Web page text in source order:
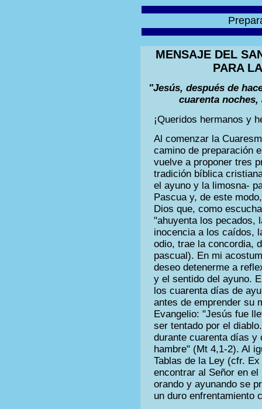
MENSAJE DEL
PARA
"Jesús, después de
cuarenta
¡Queridos hermanos y
Al comenzar la
camino de preparación
vuelve a proponer tres
tradición bíblica
el ayuno y la limosna-
Pascua y, de este
Dios que, como
"ahuyenta los pecados,
inocencia a los caídos,
odio, trae la concordia,
pascual). En mi
deseo detenerme a
y el sentido del ayuno.
los cuarenta días de
antes de emprender su
Evangelio: "Jesús fue
ser tentado por el
durante cuarenta días y
hambre" (Mt 4,1-2). Al
Tablas de la Ley (cfr.
encontrar al Señor en
orando y ayunando se
un duro enfrentamiento